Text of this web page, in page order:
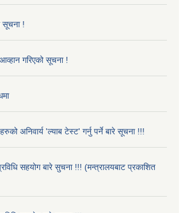
सूचना !
गरिएको सूचना !
अनिवार्य 'ल्याब टेस्ट' गर्नु पर्ने बारे सूचना !!!
सहयोग बारे सुचना !!! (मन्त्रालयबाट प्रकाशित